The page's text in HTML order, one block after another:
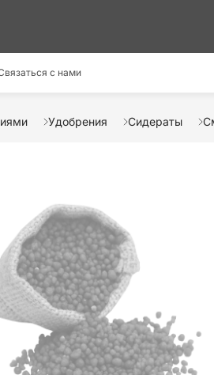
с нами
Удобрения Сидераты